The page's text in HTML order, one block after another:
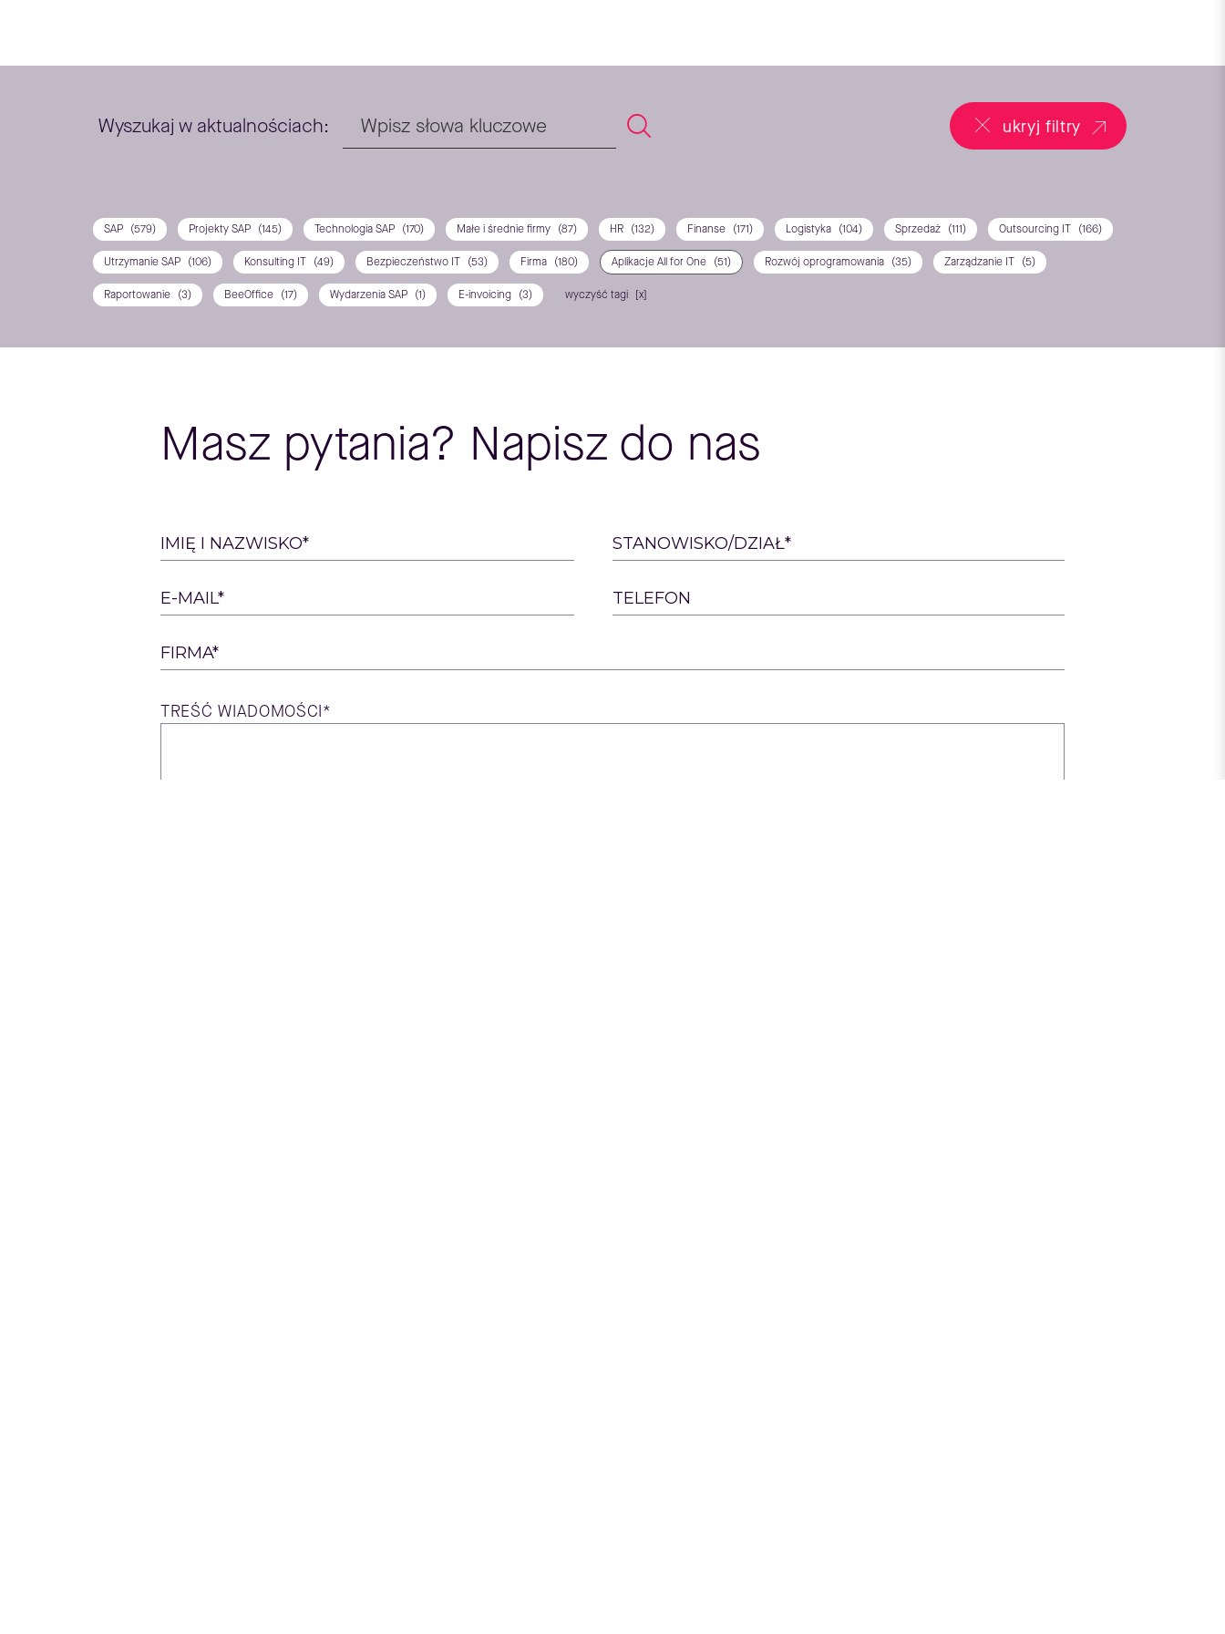
Wyszukaj w aktualnościach: ukryj filtry
SAP (579) Projekty SAP (145) Technologia SAP (170) Małe i średnie firmy (87) HR (132) Finanse (171) Logistyka (104) Sprzedaż (111) Outsourcing IT (166)
Utrzymanie SAP (106) Konsulting IT (49) Bezpieczeństwo IT (53) Firma (180) Aplikacje All for One (51) Rozwój oprogramowania (35) Zarządzanie IT (5)
Raportowanie (3) BeeOffice (17) Wydarzenia SAP (1) E-invoicing (3) wyczyść tagi
Masz pytania? Napisz do nas
Please
this
field
empty.
IMIĘ I NAZWISKO* STANOWISKO/DZIAŁ*
E-MAIL* TELEFON
FIRMA*
TREŚĆ WIADOMOŚCI*